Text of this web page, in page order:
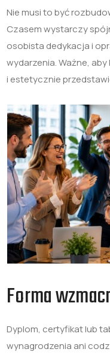
Nie musi to być
Czasem wystarczy
osobista dedykacja i
wydarzenia. Ważne,
i estetycznie
Forma
Dyplom, certyfikat lub
wynagrodzenia ani